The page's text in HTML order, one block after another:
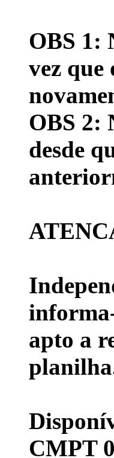
OBS 1:
vez que
OBS 2:
desde
apto a
CMPT